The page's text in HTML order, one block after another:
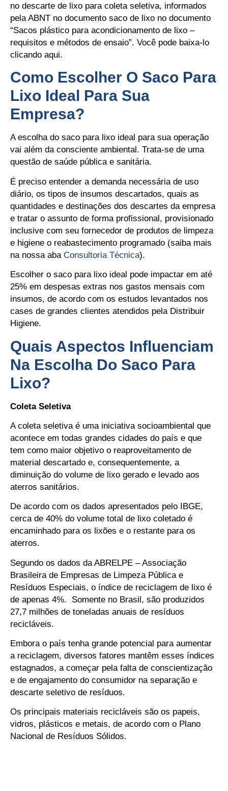
no descarte de lixo para coleta seletiva, informados
pela ABNT no documento saco de lixo no documento
“Sacos plástico para acondicionamento de lixo –
requisitos e métodos de ensaio”. Você pode baixa-lo
clicando aqui.
Como Escolher O Saco Para
Lixo Ideal Para Sua
Empresa?
A escolha do saco para lixo ideal para sua operação
vai além da consciente ambiental. Trata-se de uma
questão de saúde pública e sanitária.
É preciso entender a demanda necessária de uso
diário, os tipos de insumos descartados, quais as
quantidades e destinações dos descartes da empresa
e tratar o assunto de forma profissional, provisionado
inclusive com seu fornecedor de produtos de limpeza
e higiene o reabastecimento programado (saiba mais
na nossa aba Consultoria Técnica).
Escolher o saco para lixo ideal pode impactar em até
25% em despesas extras nos gastos mensais com
insumos, de acordo com os estudos levantados nos
cases de grandes clientes atendidos pela Distribuir
Higiene.
Quais Aspectos Influenciam
Na Escolha Do Saco Para
Lixo?
Coleta Seletiva
A coleta seletiva é uma iniciativa socioambiental que
acontece em todas grandes cidades do país e que
tem como maior objetivo o reaproveitamento de
material descartado e, consequentemente, a
diminuição do volume de lixo gerado e levado aos
aterros sanitários.
De acordo com os dados apresentados pelo IBGE,
cerca de 40% do volume total de lixo coletado é
encaminhado para os lixões e o restante para os
aterros.
Segundo os dados da ABRELPE – Associação
Brasileira de Empresas de Limpeza Pública e
Resíduos Especiais, o índice de reciclagem de lixo é
de apenas 4%. Somente no Brasil, são produzidos
27,7 milhões de toneladas anuais de resíduos
recicláveis.
Embora o país tenha grande potencial para aumentar
a reciclagem, diversos fatores mantêm esses índices
estagnados, a começar pela falta de conscientização
e de engajamento do consumidor na separação e
descarte seletivo de resíduos.
Os principais materiais recicláveis são os papeis,
vidros, plásticos e metais, de acordo com o Plano
Nacional de Resíduos Sólidos.